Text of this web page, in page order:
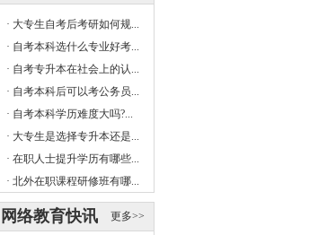
· 大专生自考后考研如何规...
· 自考本科选什么专业好考...
· 自考专升本在社会上的认...
· 自考本科后可以考公务员...
· 自考本科学历难度大吗?...
· 大专生是选择专升本还是...
· 在职人士提升学历有哪些...
· 北外在职课程研修班有哪...
更多>>
网络教育快讯